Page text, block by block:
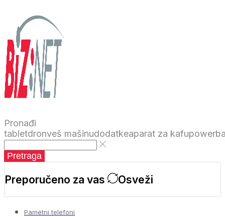
Pronađi
tabletdronveš mašinudodatkeaparat za kafu
Pretraga
Preporučeno za vas Osveži
Pametni telefoni